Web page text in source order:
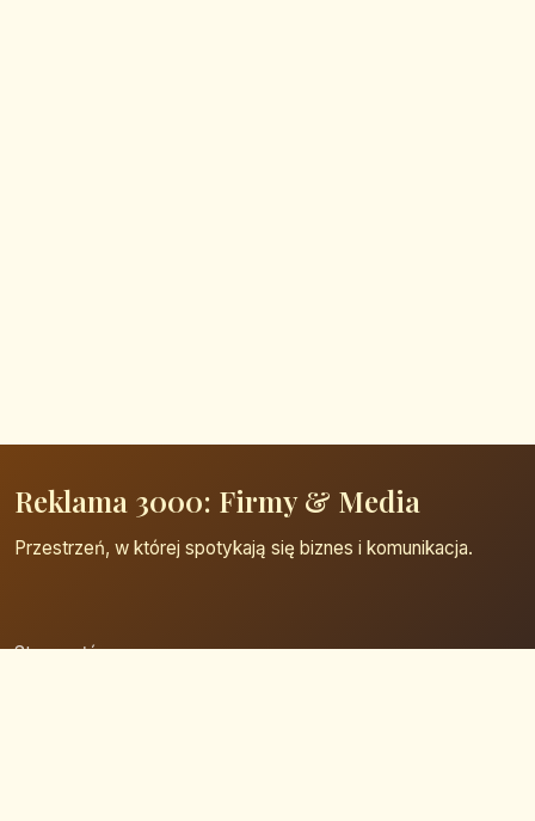
Reklama 3000: Firmy & Media
Przestrzeń, w której spotykają się biznes i komunikacja.
Strona główna